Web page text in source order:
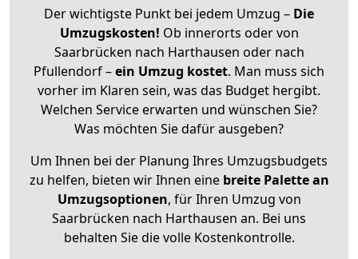
Der wichtigste Punkt bei jedem Umzug – Die
Umzugskosten! Ob innerorts oder von
Saarbrücken nach Harthausen oder nach
Pfullendorf –ein Umzug kostet. Man muss sich
vorher im Klaren sein, was das Budget hergibt.
Welchen Service erwarten und wünschen Sie?
Was möchten Sie dafür ausgeben?
Um Ihnen bei der Planung Ihres Umzugsbudgets
zu helfen, bieten wir Ihnen eine breite Palette an
Umzugsoptionen, für Ihren Umzug von
Saarbrücken nach Harthausen an. Bei uns
behalten Sie die volle Kostenkontrolle.